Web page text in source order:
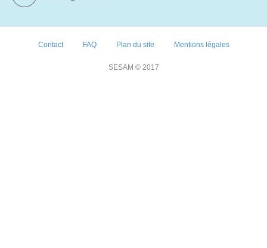
Contact FAQ Plan du site Mentions légales
SESAM © 2017